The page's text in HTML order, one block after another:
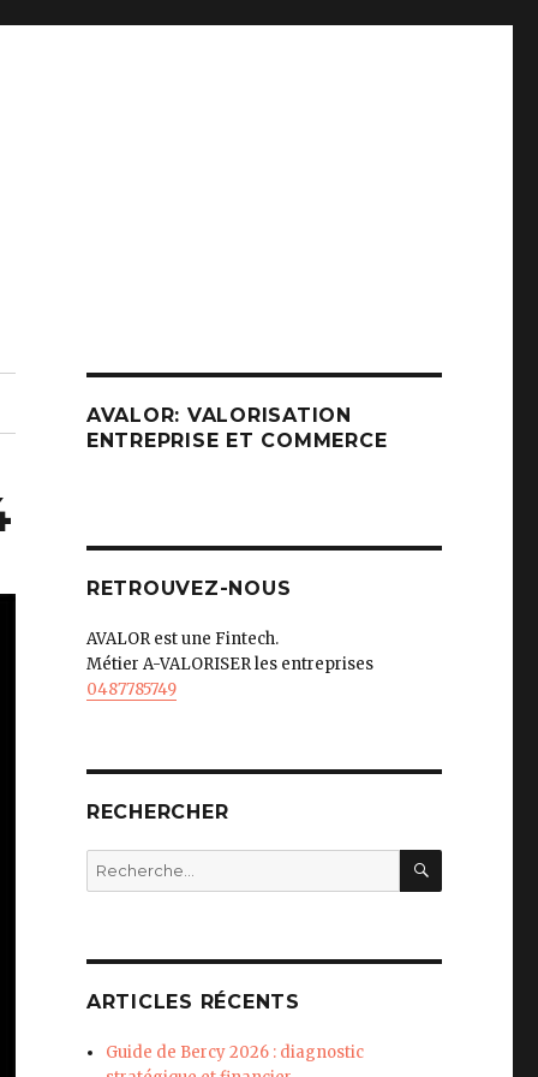
AVALOR: VALORISATION
ENTREPRISE ET COMMERCE
RETROUVEZ-NOUS
AVALOR est une Fintech.
Métier A-VALORISER les entreprises
0487785749
RECHERCHER
Recherche
pour
ARTICLES RÉCENTS
Guide de Bercy 2026 : diagnostic